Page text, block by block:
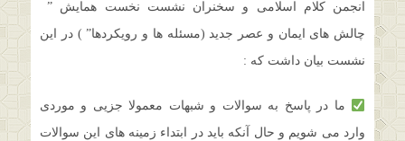
انجمن کلام اسلامی و سخنران نشست نخست همایش ”
چالش های ایمان و عصر جدید (مسئله ها و رویکردها” ) در این
نشست بیان داشت که :
ما در پاسخ به سوالات و شبهات معمولا جزیی و موردی
وارد می شویم و حال آنکه باید در ابتداء زمینه های این سوالات